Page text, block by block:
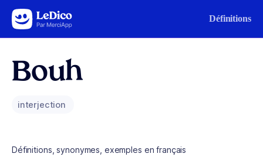
Aller au contenu Définitions
Bouh
interjection
Définitions, synonymes, exemples en français